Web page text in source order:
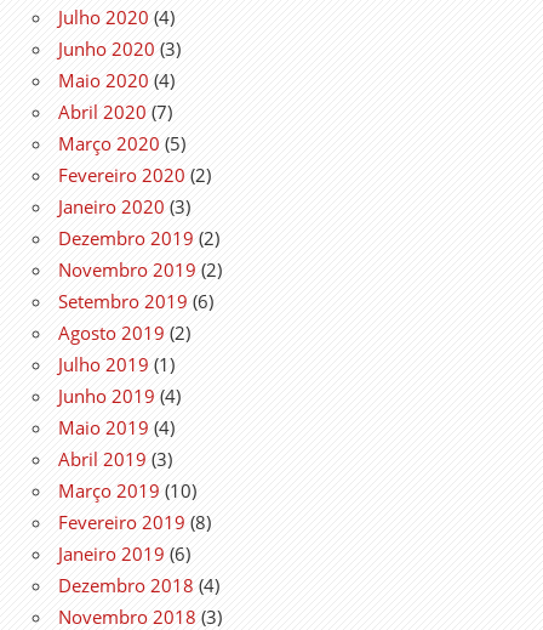
Julho 2020 (4)
Junho 2020 (3)
Maio 2020 (4)
Abril 2020 (7)
Março 2020 (5)
Fevereiro 2020 (2)
Janeiro 2020 (3)
Dezembro 2019 (2)
Novembro 2019 (2)
Setembro 2019 (6)
Agosto 2019 (2)
Julho 2019 (1)
Junho 2019 (4)
Maio 2019 (4)
Abril 2019 (3)
Março 2019 (10)
Fevereiro 2019 (8)
Janeiro 2019 (6)
Dezembro 2018 (4)
Novembro 2018 (3)